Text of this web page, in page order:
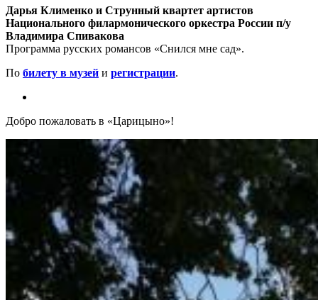
Дарья Клименко и Струнный квартет артистов
Национального филармонического оркестра России п/у
Владимира Спивакова
Программа русских романсов «Снился мне сад».
По билету в музей и регистрации.
Добро пожаловать в «Царицыно»!